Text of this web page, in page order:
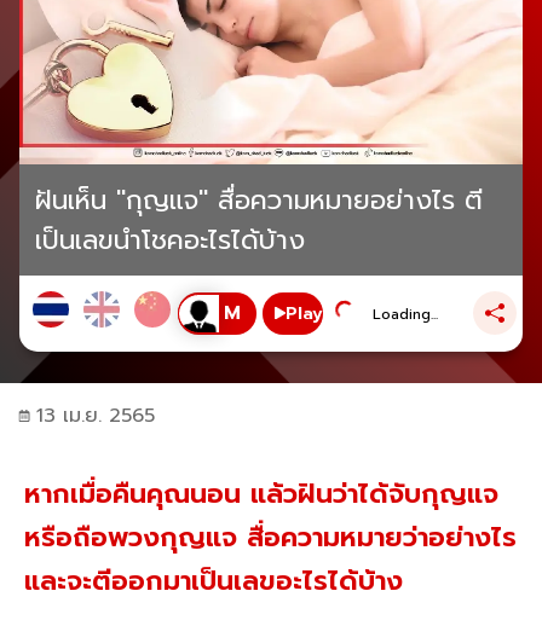
ฝันเห็น "กุญแจ" สื่อความหมายอย่างไร ตี
เป็นเลขนำโชคอะไรได้บ้าง
Play Loading...
13 เม.ย. 2565
หากเมื่อคืนคุณนอน แล้วฝันว่าได้จับกุญแจ
หรือถือพวงกุญแจ สื่อความหมายว่าอย่างไร
และจะตีออกมาเป็นเลขอะไรได้บ้าง